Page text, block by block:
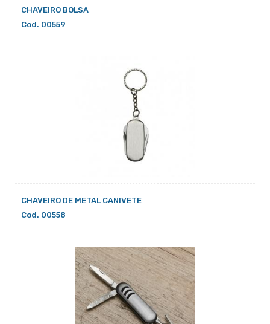
CHAVEIRO BOLSA
Cod. 00559
CHAVEIRO DE METAL CANIVETE
Cod. 00558